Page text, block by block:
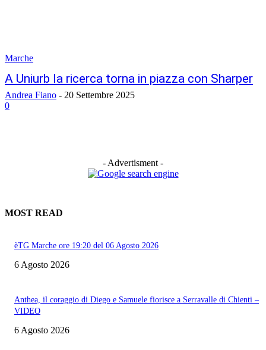
Marche
A Uniurb la ricerca torna in piazza con Sharper
Andrea Fiano - 20 Settembre 2025
0
- Advertisment -
MOST READ
èTG Marche ore 19:20 del 06 Agosto 2026
6 Agosto 2026
Anthea, il coraggio di Diego e Samuele fiorisce a Serravalle di Chienti –
VIDEO
6 Agosto 2026